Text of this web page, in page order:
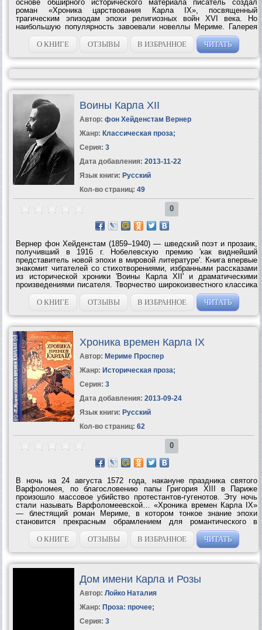
основе обширного исторического материала писатель создал
роман «Хроника царствования Карла IX», посвященный
трагическим эпизодам эпохи религиозных войн XVI века. Но
наибольшую популярность завоевали новеллы Мериме. Галерея
ярких, самобытных, бессмертных образов создана писателем, и
доказательство тому — новелла «Кармен»,...
О КНИГЕ ОТЗЫВЫ В ИЗБРАННОЕ ЧИТАТЬ
Воины Карла XII
Автор: фон Хейденстам Вернер
Жанр: Классическая проза;
Серия: 3
Дата добавления: 2013-11-22
Язык книги: Русский
Кол-во страниц: 49
0
Вернер фон Хейденстам (1859–1940) — шведский поэт и прозаик,
получивший в 1916 г. Нобелевскую премию 'как виднейший
представитель новой эпохи в мировой литературе'. Книга впервые
знакомит читателей со стихотворениями, избранными рассказами
из исторической хроники 'Воины Карла XII' и драматическими
произведениями писателя. Творчество широкоизвестного классика
шведской литературы, лауреата Нобелевской премии за 1951 г.
Пера Лагерквиста...
О КНИГЕ ОТЗЫВЫ В ИЗБРАННОЕ ЧИТАТЬ
Хроника времен Карла IX
Автор: Мериме Проспер
Жанр: Историческая проза;
Серия: 3
Дата добавления: 2013-09-24
Язык книги: Русский
Кол-во страниц: 62
0
В ночь на 24 августа 1572 года, накануне праздника святого
Варфоломея, по благословению папы Григория XIII в Париже
произошло массовое убийство протестантов-гугенотов. Эту ночь
стали называть Варфоломеевской… «Хроника времен Карла IX»
— блестящий роман Мериме, в котором тонкое знание эпохи
становится прекрасным обрамлением для романтического в
лучшем смысле сюжета о братстве и любви в кровавые
времена....
О КНИГЕ ОТЗЫВЫ В ИЗБРАННОЕ ЧИТАТЬ
Дом имени Карла и Розы
Автор: Лойко Наталия
Жанр: Проза: прочее;
Серия: 3